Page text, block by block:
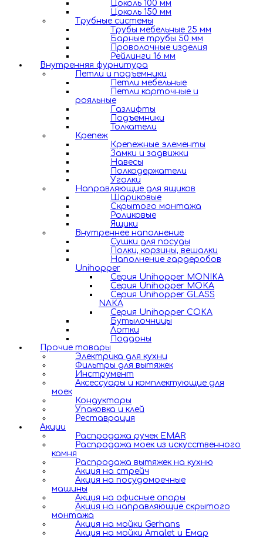
Цоколь 100 мм
Цоколь 150 мм
Трубные системы
Трубы мебельные 25 мм
Барные трубы 50 мм
Проволочные изделия
Рейлинги 16 мм
Внутренняя фурнитура
Петли и подъемники
Петли мебельные
Петли карточные и
рояльные
Газлифты
Подъемники
Толкатели
Крепеж
Крепежные элементы
Замки и задвижки
Навесы
Полкодержатели
Уголки
Направляющие для ящиков
Шариковые
Скрытого монтажа
Роликовые
Ящики
Внутреннее наполнение
Сушки для посуды
Полки, корзины, вешалки
Наполнение гардеробов
Unihopper
Серия Unihopper MONIKA
Серия Unihopper MOKA
Серия Unihopper GLASS
NAKA
Серия Unihopper COKA
Бутылочницы
Лотки
Поддоны
Прочие товары
Электрика для кухни
Фильтры для вытяжек
Инструмент
Аксессуары и комплектующие для
моек
Кондукторы
Упаковка и клей
Реставрация
Акции
Распродажа ручек EMAR
Распродажа моек из искусственного
камня
Распродажа вытяжек на кухню
Акция на стрейч
Акция на посудомоечные
машины
Акция на офисные опоры
Акция на направляющие скрытого
монтажа
Акция на мойки Gerhans
Акция на мойки Amalet и Емар